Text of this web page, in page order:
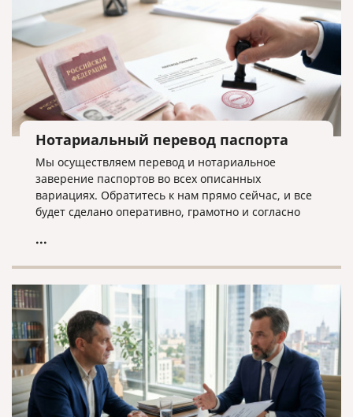
Нотариальный перевод паспорта
Мы осуществляем перевод и нотариальное
заверение паспортов во всех описанных
вариациях. Обратитесь к нам прямо сейчас, и все
будет сделано оперативно, грамотно и согласно
...